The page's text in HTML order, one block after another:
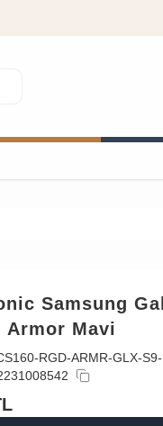
Samsung
Armor Mavi
RGD-ARMR-GLX-